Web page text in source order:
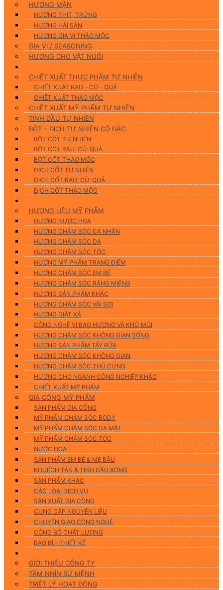
HƯƠNG MẶN
HƯƠNG THỊT, TRỨNG
HƯƠNG HẢI SẢN
HƯƠNG GIA VỊ THẢO MỘC
GIA VỊ / SEASONING
HƯƠNG CHO VẬT NUÔI
CHIẾT XUẤT THỰC PHẨM TỰ NHIÊN
CHIẾT XUẤT RAU – CỦ – QUẢ
CHIẾT XUẤT THẢO MỘC
CHIẾT XUẤT MỸ PHẨM TỰ NHIÊN
TINH DẦU TỰ NHIÊN
BỘT – DỊCH TỰ NHIÊN CÔ ĐẶC
BỘT CỐT TỰ NHIÊN
BỘT CỐT RAU-CỦ-QUẢ
BỘT CỐT THẢO MỘC
DỊCH CỐT TỰ NHIÊN
DỊCH CỐT RAU-CỦ-QUẢ
DỊCH CỐT THẢO MỘC
HƯƠNG LIỆU MỸ PHẨM
HƯƠNG NƯỚC HOA
HƯƠNG CHĂM SÓC CÁ NHÂN
HƯƠNG CHĂM SÓC DA
HƯƠNG CHĂM SÓC TÓC
HƯƠNG MỸ PHẨM TRANG ĐIỂM
HƯƠNG CHĂM SÓC EM BÉ
HƯƠNG CHĂM SÓC RĂNG MIỆNG
HƯƠNG SẢN PHẨM KHÁC
HƯƠNG CHĂM SÓC VẢI SỢI
HƯƠNG GIẶT XẢ
CÔNG NGHỆ VI BAO HƯƠNG VÀ KHỬ MÙI
HƯƠNG CHĂM SÓC KHÔNG GIAN SỐNG
HƯƠNG SẢN PHẨM TẨY RỬA
HƯƠNG CHĂM SÓC KHÔNG GIAN
HƯƠNG CHĂM SÓC THÚ CƯNG
HƯƠNG CHO NGÀNH CÔNG NGHIỆP KHÁC
CHIẾT XUẤT MỸ PHẨM
GIA CÔNG MỸ PHẨM
SẢN PHẨM GIA CÔNG
MỸ PHẨM CHĂM SÓC BODY
MỸ PHẨM CHĂM SÓC DA MẶT
MỸ PHẨM CHĂM SÓC TÓC
NƯỚC HOA
SẢN PHẨM EM BÉ & MẸ BẦU
KHUẾCH TÁN & TINH DẦU XÔNG
SẢN PHẨM KHÁC
CÁC LOẠI DỊCH VỤ
SẢN XUẤT GIA CÔNG
CUNG CẤP NGUYÊN LIỆU
CHUYỂN GIAO CÔNG NGHỆ
CÔNG BỐ CHẤT LƯỢNG
BAO BÌ – THIẾT KẾ
GIỚI THIỆU CÔNG TY
TẦM NHÌN SỨ MỆNH
TRIẾT LÝ HOẠT ĐỘNG